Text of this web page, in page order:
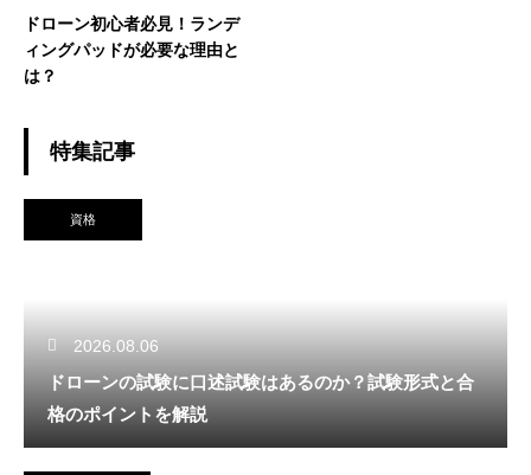
ドローン初心者必見！ランデ
ィングパッドが必要な理由と
は？
特集記事
資格
2026.08.06
ドローンの試験に口述試験はあるのか？試験形式と合
格のポイントを解説